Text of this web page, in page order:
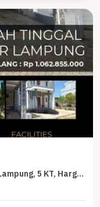
Hunian Idaman di Rajabasa, Bandar Lampung, 5 KT, Harga 1,06 Miliar